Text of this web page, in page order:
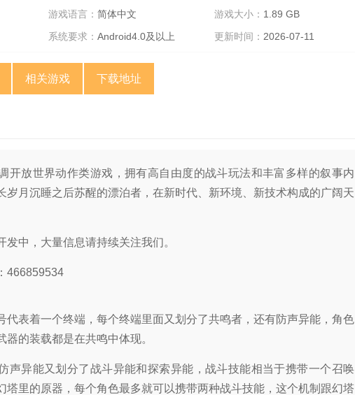
游戏语言：简体中文 游戏大小： 1.89 GB
系统要求：Android4.0及以上 更新时间： 2026-07-11
相关游戏 下载地址
开放世界动作类游戏，拥有高自由度的战斗玩法和丰富多样的叙事内
岁月沉睡之后苏醒的漂泊者，在新时代、新环境、新技术构成的广阔天
发中，大量信息请持续关注我们。
466859534
代表着一个终端，每个终端里面又划分了共鸣者，还有防声异能，角色
的装载都是在共鸣中体现。
声异能又划分了战斗异能和探索异能，战斗技能相当于携带一个召唤
塔里的原器，每个角色最多就可以携带两种战斗技能，这个机制跟幻塔